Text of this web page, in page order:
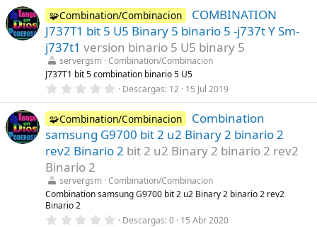
s
)
0
0
e
s
t
r
e
l
a
(
s
)
🧩Combination/Combinacion
COMBINATION
J737T1 bit 5 U5 Binary 5 binario 5 -j737t Y Sm-
j737t1 version binario 5 U5 binary 5
servergsm Combination/Combinacion
J737T1 bit 5 combination binario 5 U5
0
0
0
e
s
t
r
l
l
a
s
Descargas 12 15 Jul 2019
🧩Combination/Combinacion
Combination
samsung G9700 bit 2 u2 Binary 2 binario 2
rev2 Binario 2 bit 2 u2 Binary 2 binario 2 rev2
Binario 2
servergsm Combination/Combinacion
Combination samsung G9700 bit 2 u2 Binary 2 binario 2 rev2
Binario 2
0 Descargas 0 15 Abr 2020